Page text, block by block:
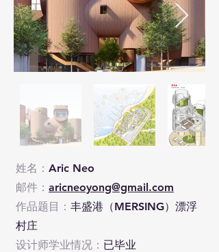
姓名： Aric Neo
邮件： aricneoyong@gmail.com
作品题目： 丰盛港（MERSING）漂浮
村庄
设计师学业情况： 已毕业